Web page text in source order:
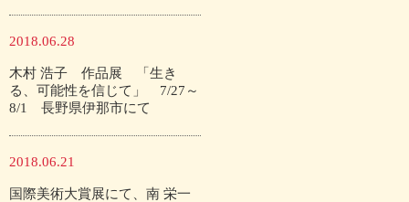
2018.06.28
木村 浩子 作品展 「生き
る、可能性を信じて」 7/27～
8/1 長野県伊那市にて
2018.06.21
国際美術大賞展にて、南 栄一